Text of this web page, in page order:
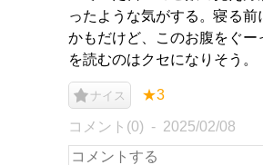
ったような気がする。寝る
かもだけど、このお腹をぐー
を読むのはクセになりそう。
ナイス ★3
コメント(0) 2025/02/08